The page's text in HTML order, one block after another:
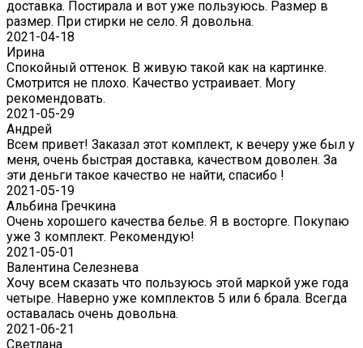
доставка. Постирала и вот уже пользуюсь. Размер в
размер. При стирки не село. Я довольна.
2021-04-18
Ирина
Спокойный оттенок. В живую такой как на картинке.
Смотрится не плохо. Качество устраивает. Могу
рекомендовать.
2021-05-29
Андрей
Всем привет! Заказал этот комплект, к вечеру уже был у
меня, очень быстрая доставка, качеством доволен. За
эти деньги такое качество не найти, спасибо !
2021-05-19
Альбина Гречкина
Очень хорошего качества белье. Я в восторге. Покупаю
уже 3 комплект. Рекомендую!
2021-05-01
Валентина Селезнева
Хочу всем сказать что пользуюсь этой маркой уже года
четыре. Наверно уже комплектов 5 или 6 брала. Всегда
оставалась очень довольна.
2021-06-21
Светлана